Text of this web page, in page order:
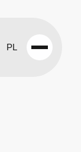
PL
Open